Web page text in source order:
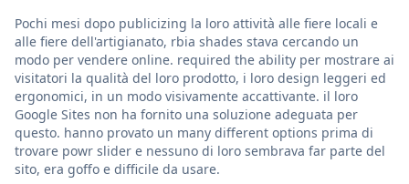
Pochi mesi dopo publicizing la loro attività alle fiere locali e
alle fiere dell'artigianato, rbia shades stava cercando un
modo per vendere online. required the ability per mostrare ai
visitatori la qualità del loro prodotto, i loro design leggeri ed
ergonomici, in un modo visivamente accattivante. il loro
Google Sites non ha fornito una soluzione adeguata per
questo. hanno provato un many different options prima di
trovare powr slider e nessuno di loro sembrava far parte del
sito, era goffo e difficile da usare.